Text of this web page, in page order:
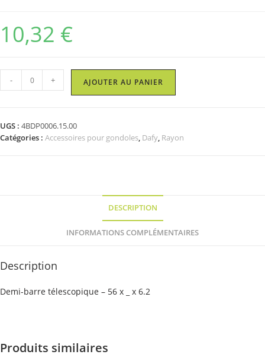
10,32 €
quantité
de
télescopique
-
- + AJOUTER AU PANIER
UGS : 4BDP0006.15.00
Catégories : Accessoires pour gondoles, Dafy, Rayon
DESCRIPTION
INFORMATIONS COMPLÉMENTAIRES
Description
Demi-barre télescopique – 56 x _ x 6.2
Produits similaires